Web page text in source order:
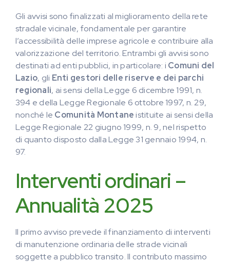
Gli avvisi sono finalizzati al miglioramento della rete
stradale vicinale, fondamentale per garantire
l’accessibilità delle imprese agricole e contribuire alla
valorizzazione del territorio. Entrambi gli avvisi sono
destinati ad enti pubblici, in particolare: i Comuni del
Lazio, gli Enti gestori delle riserve e dei parchi
regionali, ai sensi della Legge 6 dicembre 1991, n.
394 e della Legge Regionale 6 ottobre 1997, n. 29,
nonché le Comunità Montaneistituite ai sensi della
Legge Regionale 22 giugno 1999, n. 9, nel rispetto
di quanto disposto dalla Legge 31 gennaio 1994, n.
97.
Interventi ordinari –
Annualità 2025
Il primo avviso prevede il finanziamento di interventi
di manutenzione ordinaria delle strade vicinali
soggette a pubblico transito. Il contributo massimo